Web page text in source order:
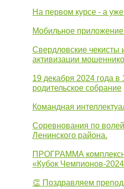
На первом курсе - а
Мобильное
Свердловские
активизации
19 декабря 2024 года
родительское собрание
Командная
Соревнования по
Ленинского района.
ПРОГРАММА
«Кубок Чемпионов-
👏 Поздравляем